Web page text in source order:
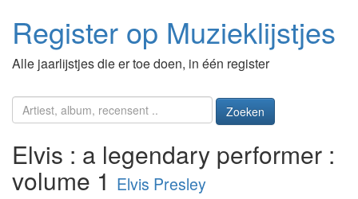
Register op Muzieklijstjes
Alle jaarlijstjes die er toe doen, in één register
Zoeken
Elvis : a legendary performer :
volume 1 Elvis Presley